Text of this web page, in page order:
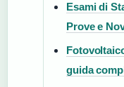
Esami di
Prove e
guida